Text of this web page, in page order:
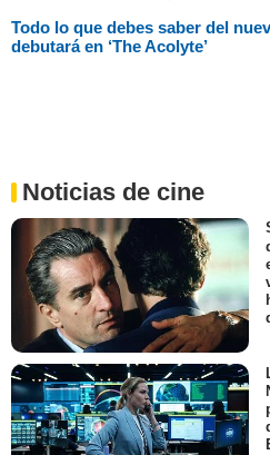
Todo lo que debes saber del
debutará en ‘The Acolyte’
Noticias de cine